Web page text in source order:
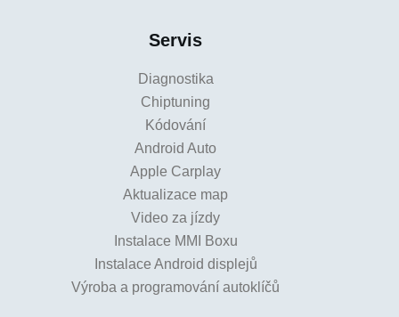
Servis
Diagnostika
Chiptuning
Kódování
Android Auto
Apple Carplay
Aktualizace map
Video za jízdy
Instalace MMI Boxu
Instalace Android displejů
Výroba a programování autoklíčů